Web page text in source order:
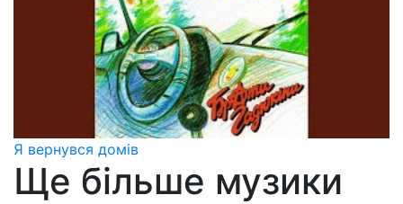
Я вернувся домів
Ще більше музики